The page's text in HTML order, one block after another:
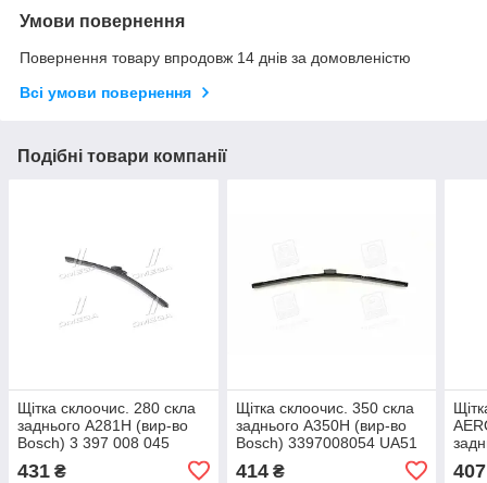
Умови повернення
Повернення товару впродовж 14 днів за домовленістю
Всі умови повернення
Подібні товари компанії
Щітка склоочис. 280 скла
заднього A281H (вир-во
Bosch) 3 397 008 045
431 ₴
Щітка склоочис. 350 скла
заднього A350H (вир-во
Bosch) 3397008054 UA51
414₴ 407